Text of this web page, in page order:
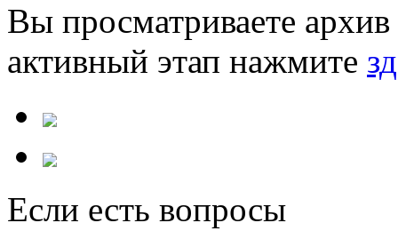
Вы просматриваете
активный этап нажмите
Если есть вопросы